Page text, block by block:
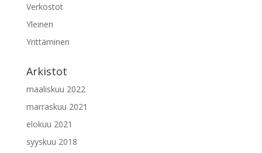
Verkostot
Yleinen
Yrittäminen
Arkistot
maaliskuu 2022
marraskuu 2021
elokuu 2021
syyskuu 2018